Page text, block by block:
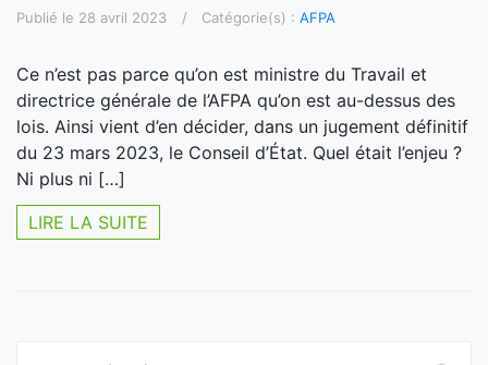
Publié le 28 avril 2023 Catégorie(s) : AFPA
Ce n’est pas parce qu’on est ministre du Travail et
directrice générale de l’AFPA qu’on est au-dessus des
lois. Ainsi vient d’en décider, dans un jugement définitif
du 23 mars 2023, le Conseil d’État. Quel était l’enjeu ?
Ni plus ni […]
LIRE LA SUITE